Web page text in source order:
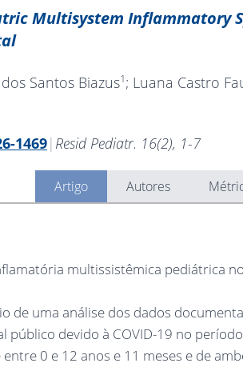
Multisystem Inflammatory
Santos Biazus1; Luana Castro
1469| Resid Pediatr. 16(2), 1-7
Artigo Autores
multissistêmica pediátrica
de uma análise dos dados
devido à COVID-19 no
0 e 12 anos e 11 meses e de